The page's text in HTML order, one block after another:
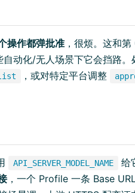
操作都弹批准，很烦。这和
动化/无人场景下它会挡路。
，或对特定平台调整
API_SERVER_MODEL_NAME
给
，一个 Profile 一条 Base